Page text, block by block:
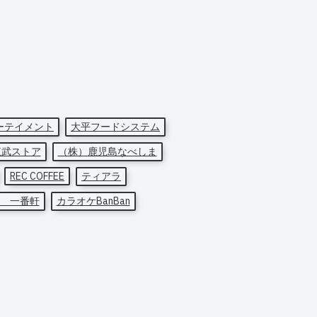
イメント
大平フードシステム
ストア
（株）鹿児島なべしま
REC COFFEE
ティアラ
一番軒
カラオケBanBan